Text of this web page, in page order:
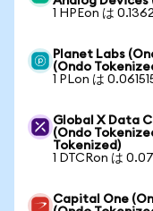
1 HPEon は
Planet Labs
(Ondo
1 PLon は
Global X Data
(Ondo
Tokenized)
1 DTCRon は
Capital One